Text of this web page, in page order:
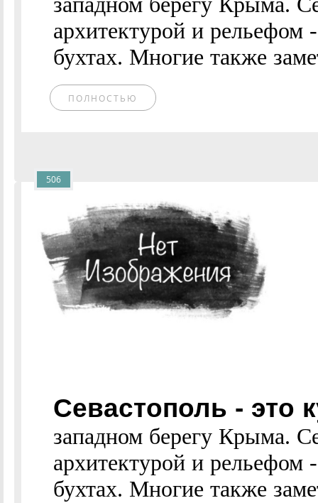
архитектурой и рельефом
бухтах. Многие также
ПОЛНОСТЬЮ
Севастополь - это
западном берегу Крыма.
архитектурой и рельефом
бухтах. Многие также
506